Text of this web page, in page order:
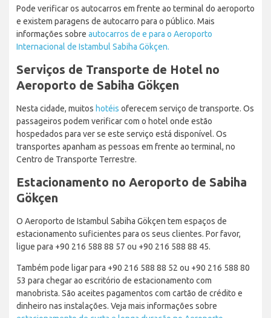
Pode verificar os autocarros em frente ao terminal do aeroporto
e existem paragens de autocarro para o público. Mais
informações sobre autocarros de e para o Aeroporto
Internacional de Istambul Sabiha Gökçen.
Serviços de Transporte de Hotel no
Aeroporto de Sabiha Gökçen
Nesta cidade, muitos hotéis oferecem serviço de transporte. Os
passageiros podem verificar com o hotel onde estão
hospedados para ver se este serviço está disponível. Os
transportes apanham as pessoas em frente ao terminal, no
Centro de Transporte Terrestre.
Estacionamento no Aeroporto de Sabiha
Gökçen
O Aeroporto de Istambul Sabiha Gökçen tem espaços de
estacionamento suficientes para os seus clientes. Por favor,
ligue para +90 216 588 88 57 ou +90 216 588 88 45.
Também pode ligar para +90 216 588 88 52 ou +90 216 588 80
53 para chegar ao escritório de estacionamento com
manobrista. São aceites pagamentos com cartão de crédito e
dinheiro nas instalações. Veja mais informações sobre